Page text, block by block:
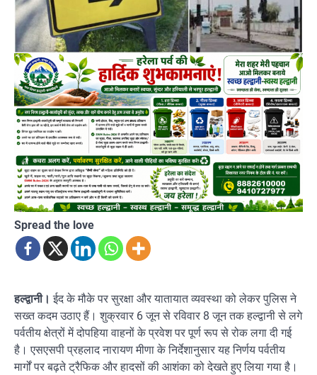
Spread the love
हल्द्वानी।ईद के मौके पर सुरक्षा और यातायात व्यवस्था को लेकर पुलिस ने
सख्त कदम उठाए हैं। शुक्रवार 6 जून से रविवार 8 जून तक हल्द्वानी से लगे
पर्वतीय क्षेत्रों में दोपहिया वाहनों के प्रवेश पर पूर्ण रूप से रोक लगा दी गई
है। एसएसपी प्रहलाद नारायण मीणा के निर्देशानुसार यह निर्णय पर्वतीय
मार्गों पर बढ़ते ट्रैफिक और हादसों की आशंका को देखते हुए लिया गया है।